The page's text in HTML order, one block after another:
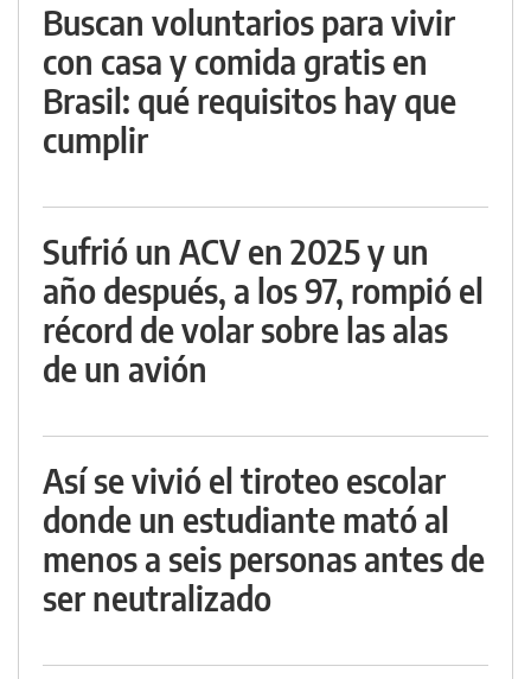
Buscan voluntarios para vivir
con casa y comida gratis en
Brasil: qué requisitos hay que
cumplir
Sufrió un ACV en 2025 y un
año después, a los 97, rompió el
récord de volar sobre las alas
de un avión
Así se vivió el tiroteo escolar
donde un estudiante mató al
menos a seis personas antes de
ser neutralizado